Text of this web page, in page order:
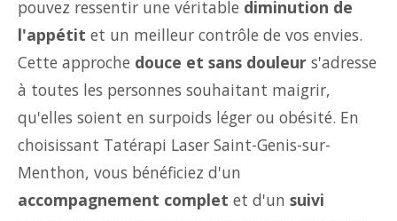
pouvez ressentir une véritable diminution de
l'appétit et un meilleur contrôle de vos envies.
Cette approche douce et sans douleur s'adresse
à toutes les personnes souhaitant maigrir,
qu'elles soient en surpoids léger ou obésité. En
choisissant Tatérapi Laser Saint-Genis-sur-
Menthon, vous bénéficiez d'un
accompagnement complet et d'un suivi